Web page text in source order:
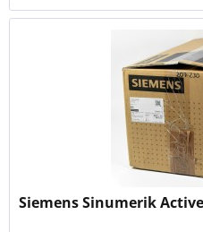
Siemens Sinumerik